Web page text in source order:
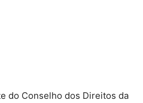
do Conselho dos Direitos da